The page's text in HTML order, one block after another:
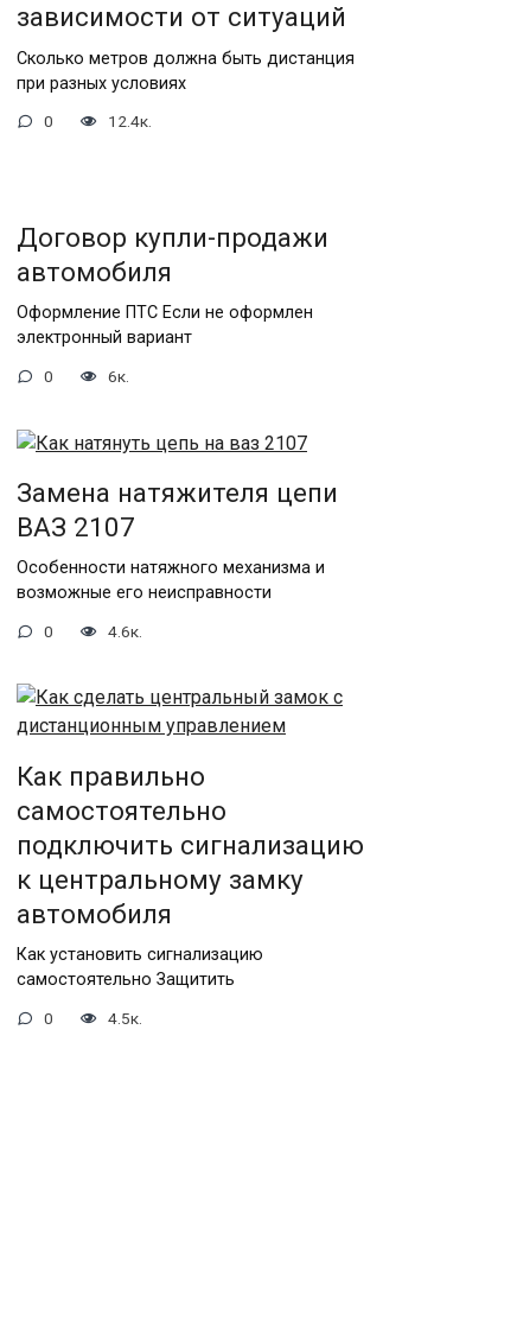
зависимости от ситуаций
Сколько метров должна быть дистанция
при разных условиях
0 12.4к.
Договор купли-продажи
автомобиля
Оформление ПТС Если не оформлен
электронный вариант
0 6к.
Замена натяжителя цепи
ВАЗ 2107
Особенности натяжного механизма и
возможные его неисправности
0 4.6к.
Как правильно
самостоятельно
подключить сигнализацию
к центральному замку
автомобиля
Как установить сигнализацию
самостоятельно Защитить
0 4.5к.